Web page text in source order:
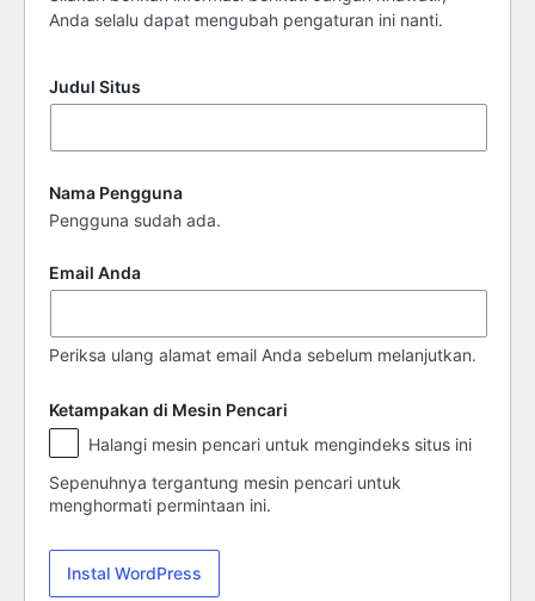
Anda selalu dapat mengubah pengaturan ini nanti.
Judul Situs
Nama Pengguna
Pengguna sudah ada.
Email Anda
Periksa ulang alamat email Anda sebelum melanjutkan.
Ketampakan di Mesin Pencari
Ketampakan
di
Mesin
Pencari
Halangi mesin pencari untuk mengindeks situs ini
Sepenuhnya tergantung mesin pencari untuk
menghormati permintaan ini.